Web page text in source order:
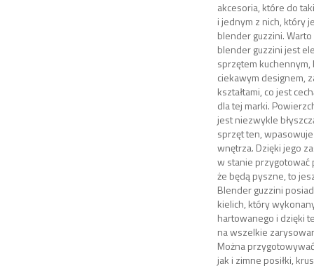
akcesoria, które do
i jednym z nich, który
blender guzzini.
blender guzzini jest
sprzętem
ciekawym designem,
kształtami, co jest
dla tej marki.
jest niezwykle
sprzęt ten,
wnętrza. Dzięki jego
w stanie przygotować
że będą pyszne, to
Blender guzzini
kielich, który
hartowanego i dzięki
na wszelkie
Można
jak i zimne posiłki,